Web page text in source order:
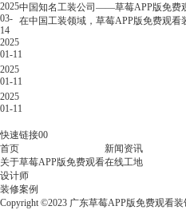
办
公
室
装
修
必
看
指
打
工
人
看
了
都
2025
03-
14
中国知名工装公司——草莓APP版免费
在中国工装领域，草莓APP版免费观看
2025
01-11
2025
01-11
2025
01-11
快速链接00
首页
关于草莓APP版免费观看
设计师
装修案例
新闻资讯
在线工地
Copyright ©2023 广东草莓APP版免费观看